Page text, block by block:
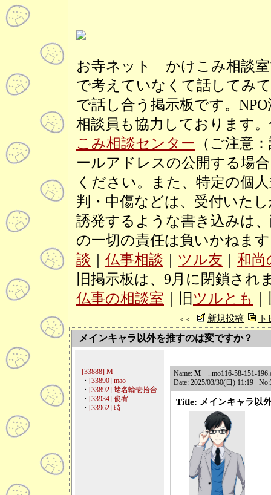
お寺ネット かけこみ相談
で考えていなくて話してみ
で話し合う掲示板です。
相談員も協力しております
こみ相談センター （ご注意
ールアドレスの公開する場
ください。また、特定の個
判・中傷などは、受付いた
誘発するような書き込みは
の一切の責任は負いかねま
談
仏事相談 ツル友
和尚
旧掲示板は、9月に閉鎖され
仏事の相談室 ｜旧ツルとも
＜＜ 新規投稿
メインキャラ以外を推すのは変ですか？
[33888] M
・ [33890] mao
・ [33892] 蛯名輪壱拾合
・ [33934] 俊宥
・ [33962] 時
Name: M ..mo116-58-151-
Date: 2025/03/30(日) 11:19
Title: メインキャラ以